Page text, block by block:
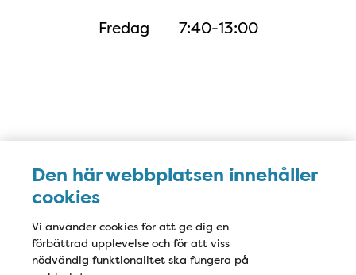
Den här webbplatsen innehåller
cookies
Vi använder cookies för att ge dig en
förbättrad upplevelse och för att viss
nödvändig funktionalitet ska fungera på
Fredag
7:40-13:00
Karta